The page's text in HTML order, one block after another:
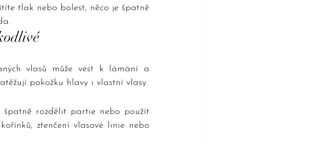
tlak nebo bolest, něco je špatně
vlasů může vést k lámání a
pokožku hlavy i vlastní vlasy.
špatně rozdělit partie nebo použít
ztenčení vlasové linie nebo